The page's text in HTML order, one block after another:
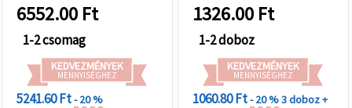
6552.00 Ft
1-2 csomag
KEDVEZMÉNYEK
MENNYISÉGHEZ
5241.60 Ft- 20 %
1326.00 Ft
1-2 doboz
KEDVEZMÉNYEK
MENNYISÉGHEZ
1060.80 Ft- 20 %3 doboz +